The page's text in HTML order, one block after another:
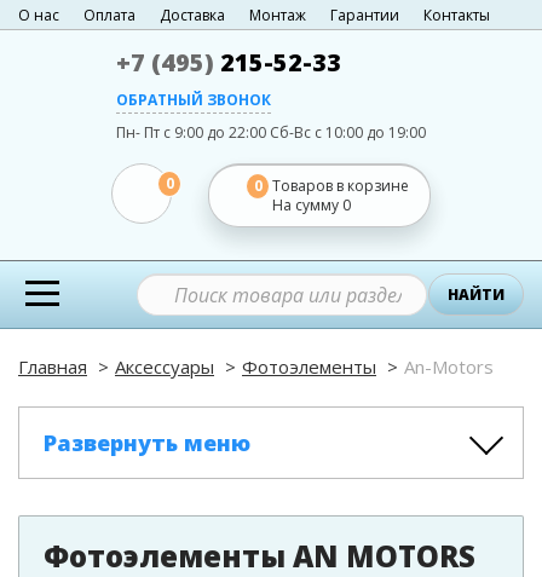
О нас Оплата Доставка Монтаж Гарантии Контакты
+7 (495) 215-52-33
ОБРАТНЫЙ ЗВОНОК
Пн- Пт с 9:00 до 22:00 Сб-Вс с 10:00 до 19:00
0 0 Товаров в корзине
На сумму 0
НАЙТИ
Главная Аксессуары Фотоэлементы An-Motors
Развернуть меню
Фотоэлементы AN MOTORS